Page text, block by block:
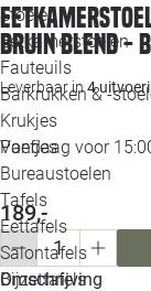
Stoelen
Eetkamerstoelen
Fauteuils
Barkrukken & -
Krukjes
Poefjes
Bureaustoelen
Tafels
Eettafels
Salontafels
Bijzettafels
bruin blend -
Leverbaar in4
Vandaag voor
189,-
Omschrijving